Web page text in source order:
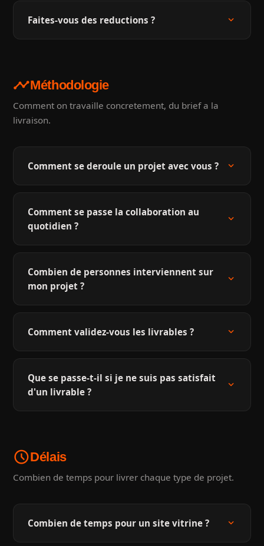
Faites-vous des reductions ? expand_more
timelineMéthodologie
Comment on travaille concretement, du brief a la
livraison.
Comment se deroule un projet avec vous ? expand_more
Comment se passe la collaboration au
quotidien ?
expand_more
Combien de personnes interviennent sur
mon projet ?
expand_more
Comment validez-vous les livrables ? expand_more
Que se passe-t-il si je ne suis pas satisfait
d'un livrable ?
expand_more
scheduleDélais
Combien de temps pour livrer chaque type de projet.
Combien de temps pour un site vitrine ? expand_more